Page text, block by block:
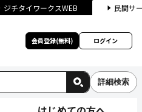
ジチタイワークスWEB 民間サ
会員登録(無料) ログイン
詳細検索